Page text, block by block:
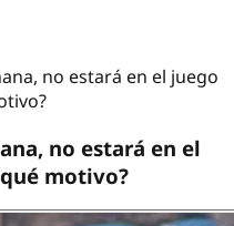
no estará en el juego
no estará en el
motivo?